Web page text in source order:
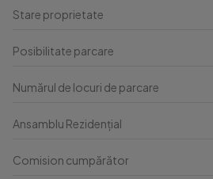
Stare proprietate
Posibilitate parcare
Numărul de locuri de parcare
Ansamblu Rezidențial
Comision cumpărător